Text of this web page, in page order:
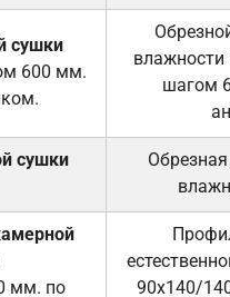
сушки
600 мм.
шагом
сушки
мм. по
90х140/